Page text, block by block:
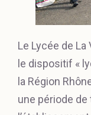
Le Lycée de
le dispositif «
la Région
une période